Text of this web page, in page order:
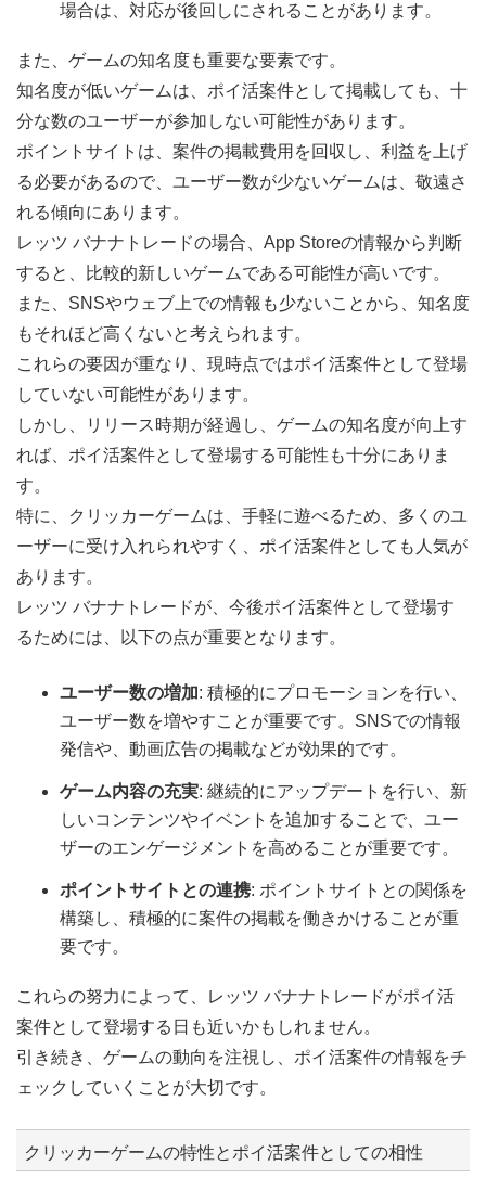
場合は、対応が後回しにされることがあります。
また、ゲームの知名度も重要な要素です。
知名度が低いゲームは、ポイ活案件として掲載しても、十
分な数のユーザーが参加しない可能性があります。
ポイントサイトは、案件の掲載費用を回収し、利益を上げ
る必要があるので、ユーザー数が少ないゲームは、敬遠さ
れる傾向にあります。
レッツ バナナトレードの場合、App Storeの情報から判断
すると、比較的新しいゲームである可能性が高いです。
また、SNSやウェブ上での情報も少ないことから、知名度
もそれほど高くないと考えられます。
これらの要因が重なり、現時点ではポイ活案件として登場
していない可能性があります。
しかし、リリース時期が経過し、ゲームの知名度が向上す
れば、ポイ活案件として登場する可能性も十分にありま
す。
特に、クリッカーゲームは、手軽に遊べるため、多くのユ
ーザーに受け入れられやすく、ポイ活案件としても人気が
あります。
レッツ バナナトレードが、今後ポイ活案件として登場す
るためには、以下の点が重要となります。
ユーザー数の増加: 積極的にプロモーションを行い、
ユーザー数を増やすことが重要です。SNSでの情報
発信や、動画広告の掲載などが効果的です。
ゲーム内容の充実: 継続的にアップデートを行い、新
しいコンテンツやイベントを追加することで、ユー
ザーのエンゲージメントを高めることが重要です。
ポイントサイトとの連携: ポイントサイトとの関係を
構築し、積極的に案件の掲載を働きかけることが重
要です。
これらの努力によって、レッツ バナナトレードがポイ活
案件として登場する日も近いかもしれません。
引き続き、ゲームの動向を注視し、ポイ活案件の情報をチ
ェックしていくことが大切です。
クリッカーゲームの特性とポイ活案件としての相性